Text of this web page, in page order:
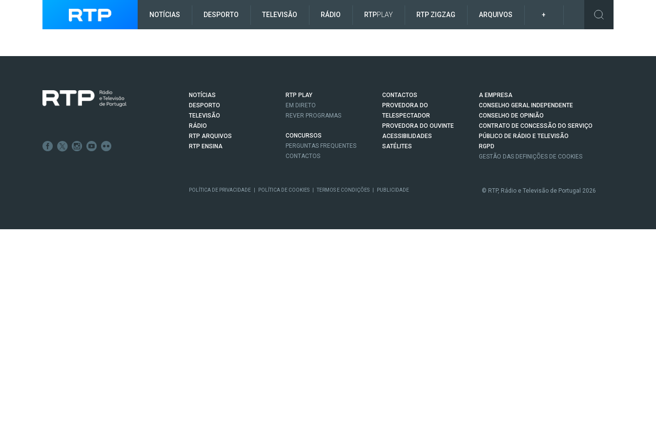
NOTÍCIAS DESPORTO TELEVISÃO RÁDIO RTPPLAY RTP ZIGZAG ARQUIVOS +
NOTÍCIAS
DESPORTO
TELEVISÃO
RÁDIO
RTP ARQUIVOS
RTP ENSINA
RTP PLAY
EM DIRETO
REVER PROGRAMAS
CONCURSOS
PERGUNTAS FREQUENTES
CONTACTOS
CONTACTOS
PROVEDORA DO
TELESPECTADOR
PROVEDORA DO OUVINTE
ACESSIBILIDADES
SATÉLITES
A EMPRESA
CONSELHO GERAL INDEPENDENTE
CONSELHO DE OPINIÃO
CONTRATO DE CONCESSÃO DO SERVIÇO
PÚBLICO DE RÁDIO E TELEVISÃO
RGPD
GESTÃO DAS DEFINIÇÕES DE COOKIES
POLÍTICA DE PRIVACIDADE POLÍTICA DE COOKIES TERMOS E CONDIÇÕES PUBLICIDADE © RTP, Rádio e Televisão de Portugal 2026